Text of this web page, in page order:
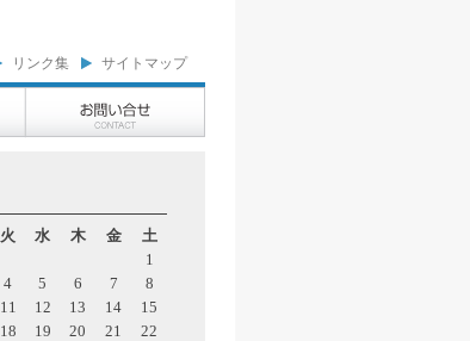
リンク集 サイトマップ
火 水 木 金 土
1
4 5 6 7
8
11 12 13 14
15
18 19 20 21
22